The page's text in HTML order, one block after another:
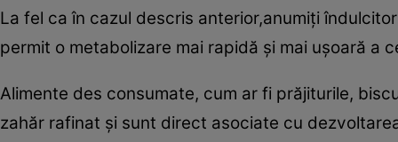
La fel ca în cazul descris anterior,anumiţi
permit o metabolizare mai rapidă şi mai uşoară a
Alimente des consumate, cum ar fi prăjiturile,
zahăr rafinat şi sunt direct asociate cu